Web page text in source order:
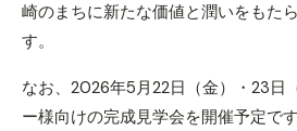
崎のまちに新たな価値と潤いをもた
す。
なお、2026年5月22日（金）・23日
ー様向けの完成見学会を開催予定です